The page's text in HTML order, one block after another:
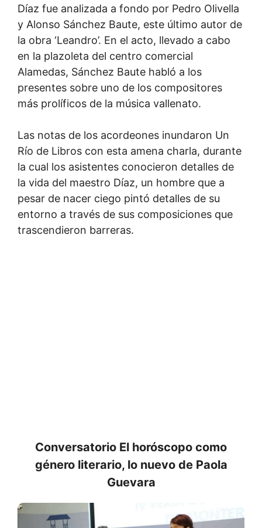
Díaz fue analizada a fondo por Pedro Olivella
y Alonso Sánchez Baute, este último autor de
la obra ‘Leandro’. En el acto, llevado a cabo
en la plazoleta del centro comercial
Alamedas, Sánchez Baute habló a los
presentes sobre uno de los compositores
más prolíficos de la música vallenato.
Las notas de los acordeones inundaron Un
Río de Libros con esta amena charla, durante
la cual los asistentes conocieron detalles de
la vida del maestro Díaz, un hombre que a
pesar de nacer ciego pintó detalles de su
entorno a través de sus composiciones que
trascendieron barreras.
Conversatorio El horóscopo como
género literario, lo nuevo de Paola
Guevara